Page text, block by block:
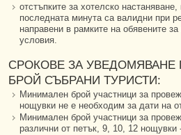
отстъпките за хотелско
последната минута са валидни при
направени в рамките на обявените
условия.
СРОКОВЕ ЗА УВЕДОМЯВАНЕ
БРОЙ СЪБРАНИ ТУРИСТИ:
Минимален брой участници за
нощувки не е необходим за дати на
Минимален брой участници за
различни от петък, 9, 10, 12 нощувки